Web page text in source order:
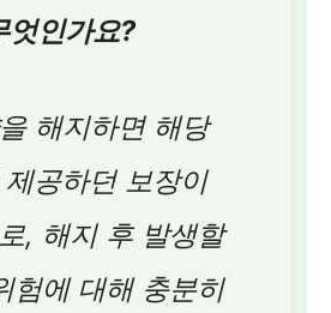
엇인가요?
해지하면 해당
공하던 보장이
, 해지 후 발생할
험에 대해 충분히